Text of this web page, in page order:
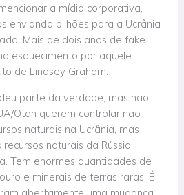
a mídia corporativa,
enviando bilhões para a Ucrânia
Mais de dois anos de fake
esquecimento por aquele
de Lindsey Graham.
parte da verdade, mas não
Otan querem controlar não
naturais na Ucrânia, mas
naturais da Rússia
Tem enormes quantidades de
e minerais de terras raras. É